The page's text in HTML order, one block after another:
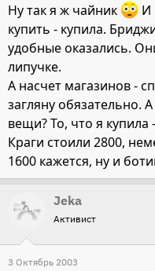
Ну так я ж чайник
И
купить - купила.
удобные оказались.
липучке.
А насчет магазинов -
загляну обязательно.
вещи? То, что я купила
Краги стоили 2800,
1600 кажется, ну и
Jeka
Активист
3 Октябрь 2003